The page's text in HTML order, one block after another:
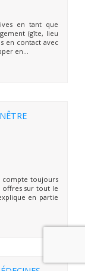
en tant que
(gîte, lieu
en contact avec
en...
compte toujours
offres sur tout le
en partie